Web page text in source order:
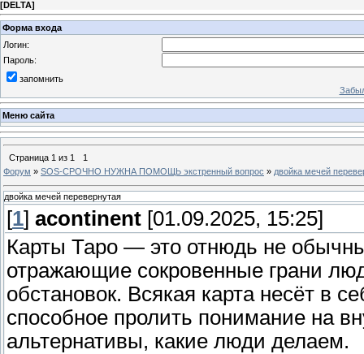
[DELTA]
Форма входа
Логин:
Пароль:
запомнить
Меню сайта
Страница 1 из 1
1
Форум » SOS-СРОЧНО НУЖНА ПОМОЩЬ экстренный вопрос » двойка мечей
двойка мечей перевернутая
[1] acontinent [01.09.2025, 15:25]
Карты Таро — это отнюдь не
отражающие сокровенные грани
обстановок. Всякая карта несёт в
способное пролить понимание на
альтернативы, какие люди делаем.